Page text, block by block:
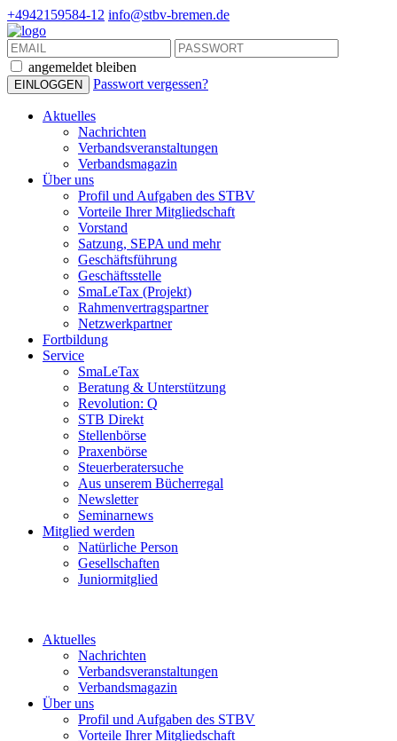
+4942159584-12 info@stbv-bremen.de
angemeldet bleiben
Passwort vergessen?
Aktuelles
Nachrichten
Verbandsveranstaltungen
Verbandsmagazin
Über uns
Profil und Aufgaben des STBV
Vorteile Ihrer Mitgliedschaft
Vorstand
Satzung, SEPA und mehr
Geschäftsführung
Geschäftsstelle
SmaLeTax (Projekt)
Rahmenvertragspartner
Netzwerkpartner
Fortbildung
Service
SmaLeTax
Beratung & Unterstützung
Revolution: Q
STB Direkt
Stellenbörse
Praxenbörse
Steuerberatersuche
Aus unserem Bücherregal
Newsletter
Seminarnews
Mitglied werden
Natürliche Person
Gesellschaften
Juniormitglied
Aktuelles
Nachrichten
Verbandsveranstaltungen
Verbandsmagazin
Über uns
Profil und Aufgaben des STBV
Vorteile Ihrer Mitgliedschaft